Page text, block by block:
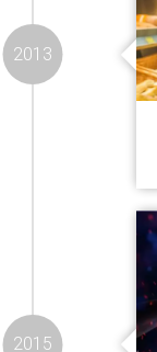
2013
2015